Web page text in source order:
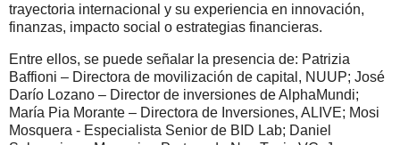
trayectoria internacional y su experiencia en innovación,
finanzas, impacto social o estrategias financieras.
Entre ellos, se puede señalar la presencia de: Patrizia
Baffioni – Directora de movilización de capital, NUUP; José
Darío Lozano – Director de inversiones de AlphaMundi;
María Pia Morante – Directora de Inversiones, ALIVE; Mosi
Mosquera - Especialista Senior de BID Lab; Daniel